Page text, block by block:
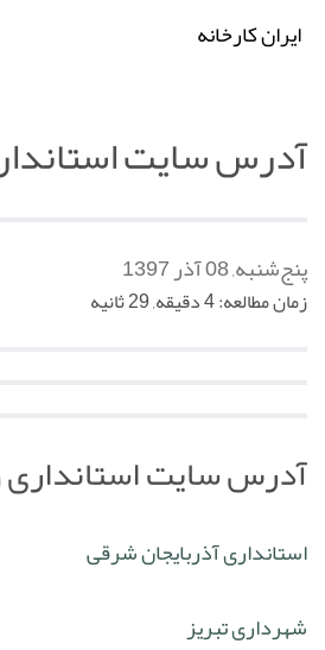
ایران کارخانه
آدرس سایت
پنج‌شنبه, 08 آذر 1397
زمان مطالعه: 4 دقیقه, 29 ثانیه
آدرس سایت استانداری
استانداری آذربایجان شرقی
شهرداری تبریز